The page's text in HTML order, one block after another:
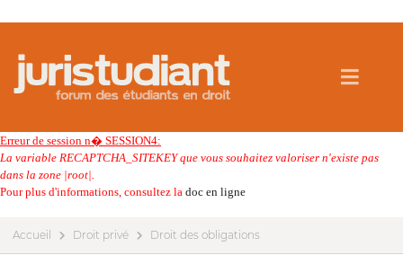
Erreur de session n� SESSION4:
La variable RECAPTCHA_SITEKEY que vous souhaitez valoriser n'existe pas
dans la zone |root|.
Pour plus d'informations, consultez la doc en ligne
Accueil Droit privé Droit des obligations